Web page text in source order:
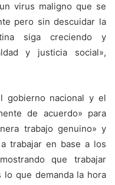
virus maligno que se
pero sin descuidar la
siga creciendo y
y justicia social»,
gobierno nacional y el
de acuerdo» para
trabajo genuino» y
trabajar en base a los
que trabajar
que demanda la hora